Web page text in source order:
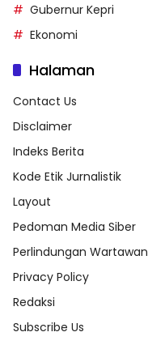
Gubernur Kepri
Ekonomi
Halaman
Contact Us
Disclaimer
Indeks Berita
Kode Etik Jurnalistik
Layout
Pedoman Media Siber
Perlindungan Wartawan
Privacy Policy
Redaksi
Subscribe Us